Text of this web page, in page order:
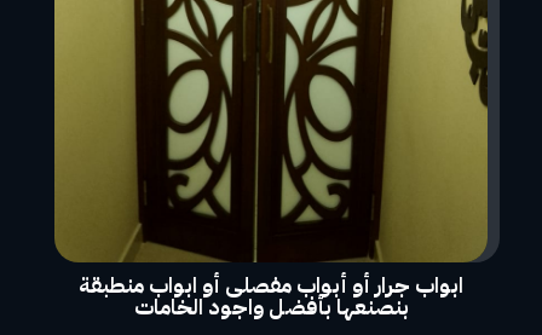
ابواب جرار أو أبواب مفصلى أو ابواب منطبقة
بنصنعها بأفضل واجود الخامات